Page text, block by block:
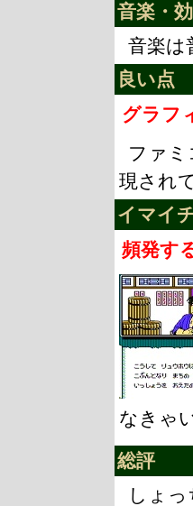
音楽・
音楽は
良い点
グラフ
ファ
現され
イマイ
頻発す
なきゃ
総評
しょ